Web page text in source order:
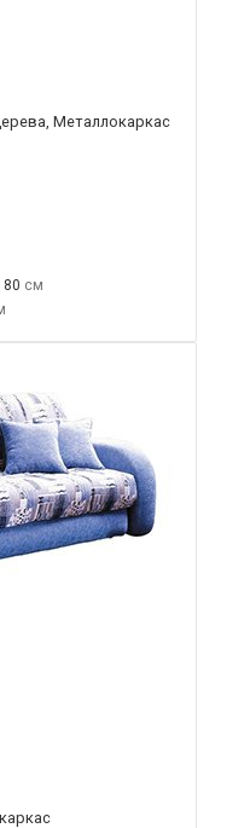
Металлокаркас